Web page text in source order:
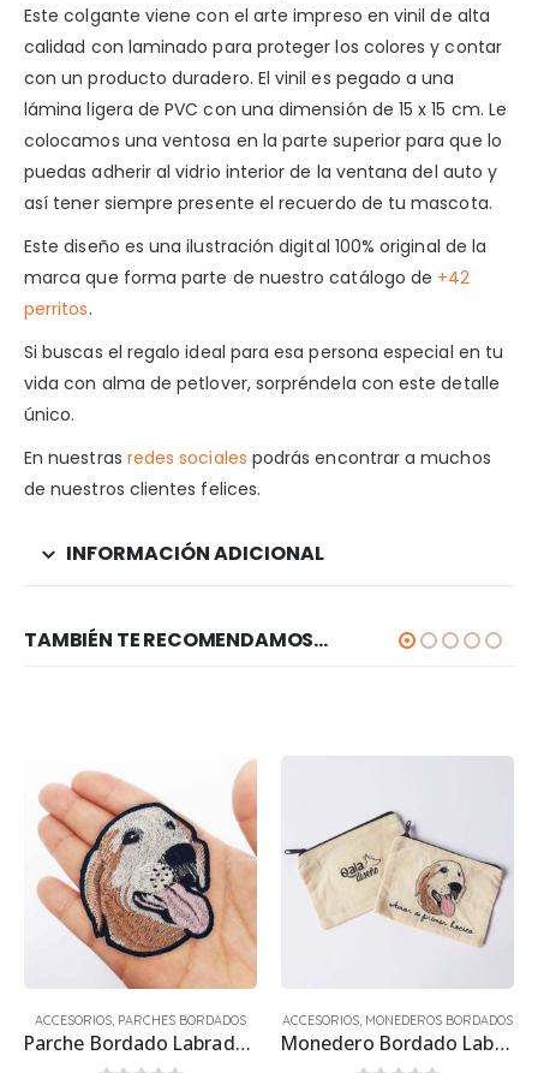
Este colgante viene con el arte impreso en vinil de alta
calidad con laminado para proteger los colores y contar
con un producto duradero. El vinil es pegado a una
lámina ligera de PVC con una dimensión de 15 x 15 cm. Le
colocamos una ventosa en la parte superior para que lo
puedas adherir al vidrio interior de la ventana del auto y
así tener siempre presente el recuerdo de tu mascota.
Este diseño es una ilustración digital 100% original de la
marca que forma parte de nuestro catálogo de +42
perritos.
Si buscas el regalo ideal para esa persona especial en tu
vida con alma de petlover, sorpréndela con este detalle
único.
En nuestras redes sociales podrás encontrar a muchos
de nuestros clientes felices.
INFORMACIÓN ADICIONAL
TAMBIÉN TE RECOMENDAMOS…
ACCESORIOS, PARCHES BORDADOS
Parche Bordado Labrador Retriever
ACCESORIOS, MONEDEROS BORDADOS
Monedero Bordado Labrador Retriever